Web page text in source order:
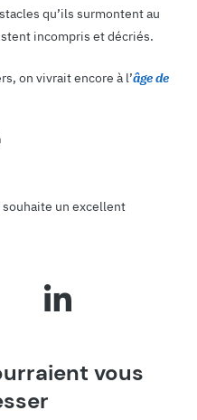
qu’ils surmontent au
incompris et décriés.
on vivrait encore à l’âge de
souhaite un excellent
vous